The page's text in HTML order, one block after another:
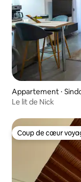
Appartement ⋅
Le lit de Nick
Coup de cœur
Coup de cœur